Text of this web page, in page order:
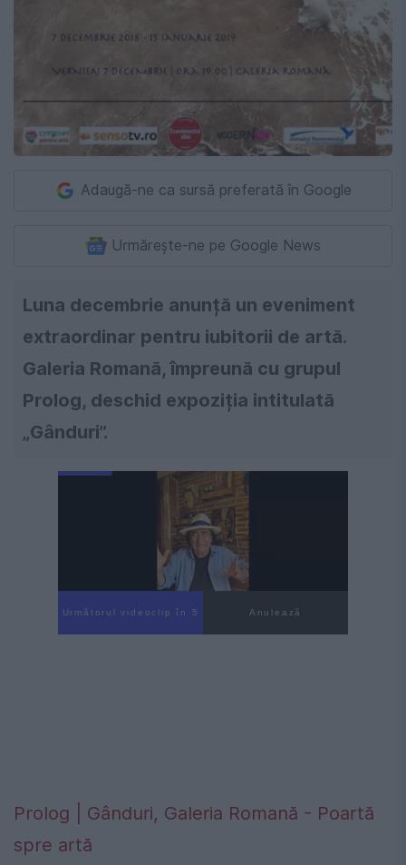
Adaugă-ne ca sursă preferată în Google
Urmărește-ne pe Google News
Luna decembrie anunță un eveniment
extraordinar pentru iubitorii de artă.
Galeria Romană, împreună cu grupul
Prolog, deschid expoziția intitulată
„Gânduri”.
Următorul videoclip în 4 Anulează
Prolog | Gânduri, Galeria Romană - Poartă
spre artă